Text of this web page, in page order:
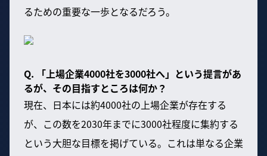
るための重要な一歩となるだろう。
Q. 「上場企業4000社を3000社へ」という提言があ
るが、その目指すところは何か？
現在、日本には約4000社の上場企業が存在する
が、この数を2030年までに3000社程度に集約する
という大胆な目標を掲げている。これは単なる企業